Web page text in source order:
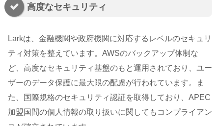
高度なセキュリティ
Larkは、金融機関や政府機関に対応するレベルのセキュリ
ティ対策を整えています。AWSのバックアップ体制な
ど、高度なセキュリティ基盤のもと運用されており、ユー
ザーのデータ保護に最大限の配慮が行われています。ま
た、国際規格のセキュリティ認証を取得しており、APEC
加盟国間の個人情報の取り扱いに関してもコンプライアン